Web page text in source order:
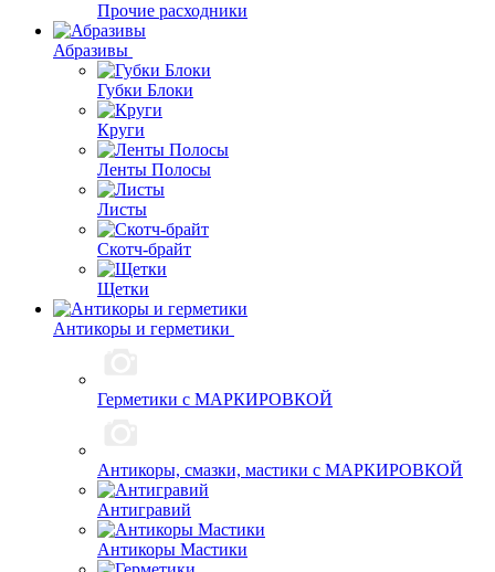
Прочие расходники
Абразивы
Губки Блоки
Круги
Ленты Полосы
Листы
Скотч-брайт
Щетки
Антикоры и герметики
Герметики с МАРКИРОВКОЙ
Антикоры, смазки, мастики с МАРКИРОВКОЙ
Антигравий
Антикоры Мастики